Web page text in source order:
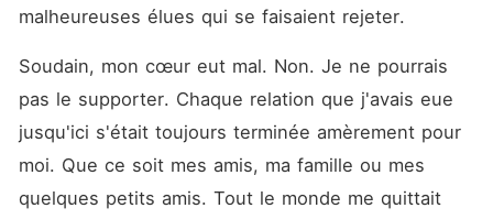
malheureuses élues qui se faisaient rejeter.
Soudain, mon cœur eut mal. Non. Je ne pourrais
pas le supporter. Chaque relation que j'avais eue
jusqu'ici s'était toujours terminée amèrement pour
moi. Que ce soit mes amis, ma famille ou mes
quelques petits amis. Tout le monde me quittait